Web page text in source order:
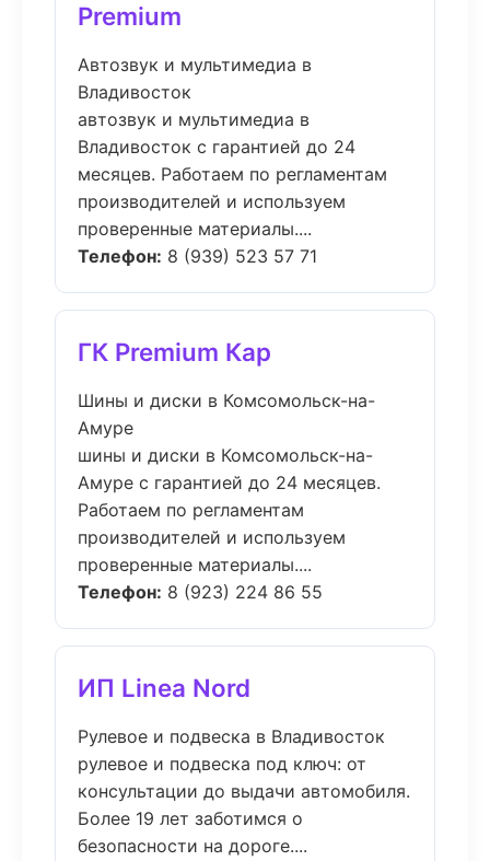
Premium
Автозвук и мультимедиа в
Владивосток
автозвук и мультимедиа в
Владивосток с гарантией до 24
месяцев. Работаем по регламентам
производителей и используем
проверенные материалы....
Телефон: 8 (939) 523 57 71
ГК Premium Кар
Шины и диски в Комсомольск-на-
Амуре
шины и диски в Комсомольск-на-
Амуре с гарантией до 24 месяцев.
Работаем по регламентам
производителей и используем
проверенные материалы....
Телефон: 8 (923) 224 86 55
ИП Linea Nord
Рулевое и подвеска в Владивосток
рулевое и подвеска под ключ: от
консультации до выдачи автомобиля.
Более 19 лет заботимся о
безопасности на дороге....